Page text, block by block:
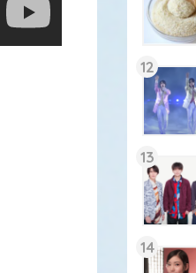
12
13
14